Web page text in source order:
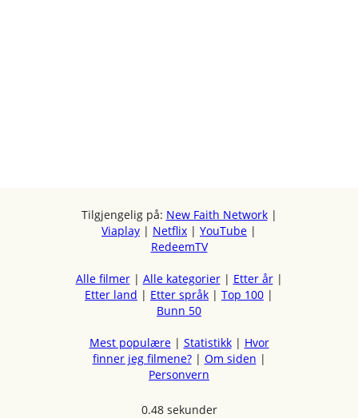
Tilgjengelig på: New Faith Network|
Viaplay | Netflix | YouTube |
RedeemTV
Alle filmer| Alle kategorier| Etter år|
Etter land | Etter språk | Top 100 |
Bunn 50
Mest populære| Statistikk| Hvor
finner jeg filmene?| Om siden |
Personvern
0.48 sekunder